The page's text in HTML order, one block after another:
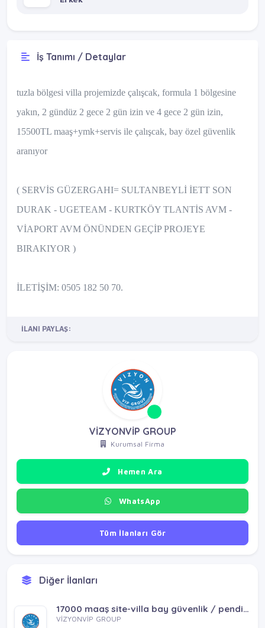
İş Tanımı / Detaylar
tuzla bölgesi villa projemizde çalışcak, formula 1 bölgesine
yakın, 2 gündüz 2 gece 2 gün izin ve 4 gece 2 gün izin,
15500TL maaş+ymk+servis ile çalışcak, bay özel güvenlik
aranıyor
( SERVİS GÜZERGAHI= SULTANBEYLİ İETT SON
DURAK - UGETEAM - KURTKÖY TLANTİS AVM -
VİAPORT AVM ÖNÜNDEN GEÇİP PROJEYE
BIRAKIYOR )
İLETİŞİM: 0505 182 50 70.
İLANI PAYLAŞ:
VİZYONVİP GROUP
Kurumsal Firma
Hemen Ara
WhatsApp
Tüm İlanları Gör
Diğer İlanları
17000 maaş site-villa bay güvenlik / pendik sultanbeyli
VİZYONVİP GROUP